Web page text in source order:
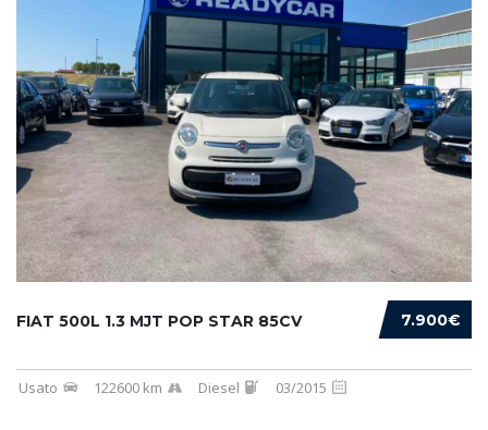
7.900€
FIAT 500L 1.3 MJT POP STAR 85CV
Usato 122600 km Diesel 03/2015